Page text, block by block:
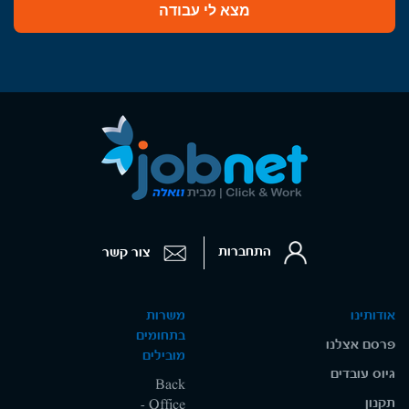
מצא לי עבודה
אודותינו
פרסם אצלנו
גיוס עובדים
תקנון
משרות
בתחומים
מובילים
Back
Office -